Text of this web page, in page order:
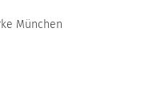
München